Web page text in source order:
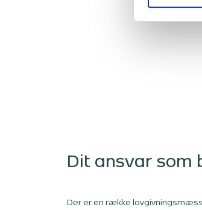
Dit ansvar som
Der er en række